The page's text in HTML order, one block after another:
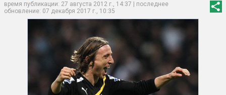
время публикации: 27 августа 2012 г., 14:37 | последнее
обновление: 07 декабря 2017 г., 10:35